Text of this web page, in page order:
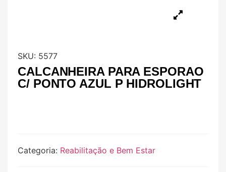
SKU: 5577
CALCANHEIRA PARA ESPORAO
C/ PONTO AZUL P HIDROLIGHT
Categoria: Reabilitação e Bem Estar